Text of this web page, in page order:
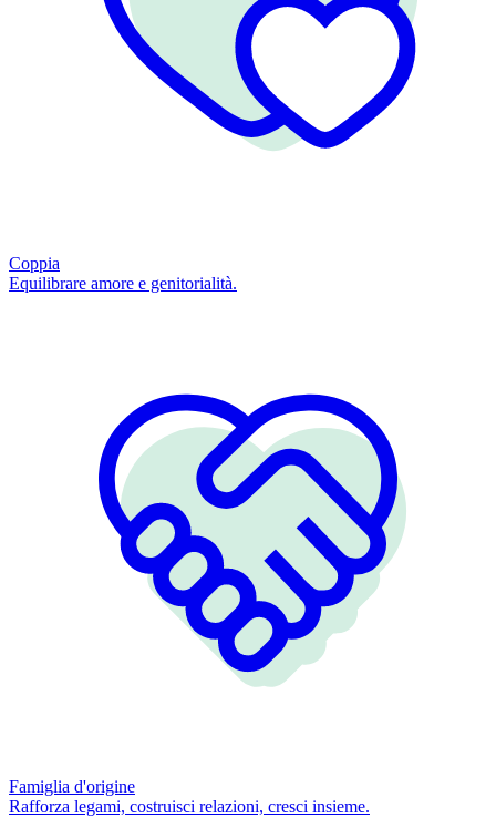
Coppia
Equilibrare amore e genitorialità.
Famiglia d'origine
Rafforza legami, costruisci relazioni, cresci insieme.